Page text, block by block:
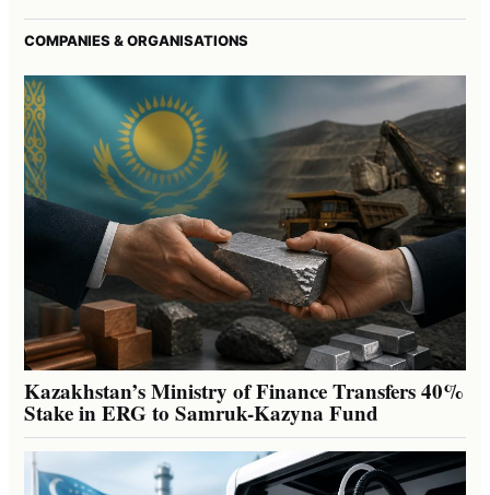
COMPANIES & ORGANISATIONS
Kazakhstan’s Ministry of Finance Transfers 40%
Stake in ERG to Samruk-Kazyna Fund